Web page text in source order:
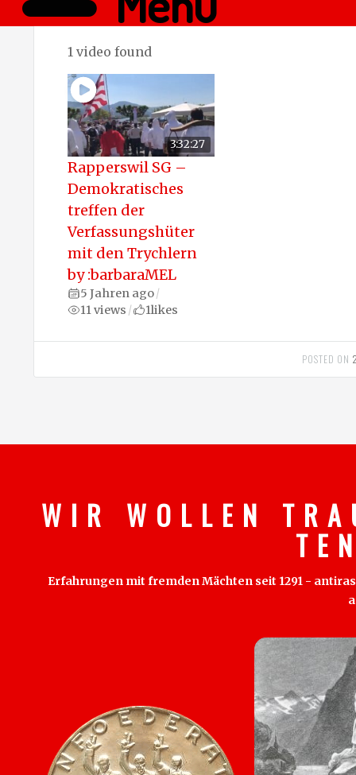
1 video found
3:32:27
Rapperswil SG –
Demokratisches
treffen der
Verfassungshüter
mit den Trychlern
by :barbaraMEL
5 Jahren ago/
11 views / 1likes
POSTED ON
W I R W O L L E N T R
T E
Erfahrungen mit fremden Mächten seit 1291 -